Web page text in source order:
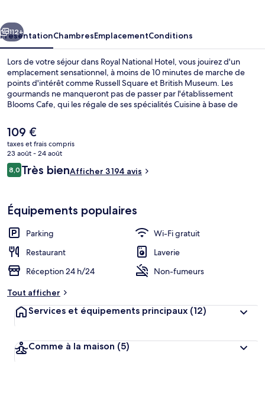
Suivant
112+
PrésentationChambresEmplacementConditions
Lors de votre séjour dans Royal National Hotel, vous jouirez d'un
emplacement sensationnel, à moins de 10 minutes de marche de
points d'intérêt comme Russell Square et British Museum. Les
gourmands ne manqueront pas de passer par l'établissement
Blooms Cafe, qui les régale de ses spécialités Cuisine à base de
sites comme Oxford Street et Leicester Square. Les autres
voyageurs apprécient l'emplacement central pour les visites
touristiques, mais aussi pour la courte distance par rapport aux
transports publics : Station de métro Russell Square se situe à 3 min
à pied et Station de métro Euston, à 10 min de marche.
Le
prix
actuel
est
de
109 €
taxes et frais compris
23 août - 24 août
Avis
voyageurs
8,08,0 sur 10
Très bienAfficher 3 194 avis
Équipements populaires
Parking
Wi-Fi gratuit
Restaurant
Laverie
Réception 24 h/24
Non-fumeurs
Tout afficher
Services et équipements principaux (12)
Comme à la maison (5)